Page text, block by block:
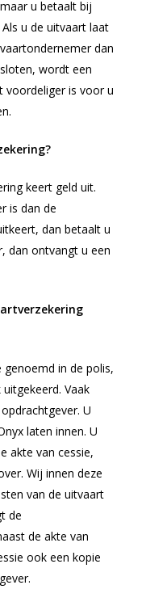
u betaalt bij
u de uitvaart laat
dan
wordt een
voordeliger is voor u
keert geld uit.
is dan de
dan betaalt u
dan ontvangt u een
genoemd in de polis,
Vaak
U
laten innen. U
akte van cessie,
Wij innen deze
van de uitvaart
de
de akte van
ook een kopie